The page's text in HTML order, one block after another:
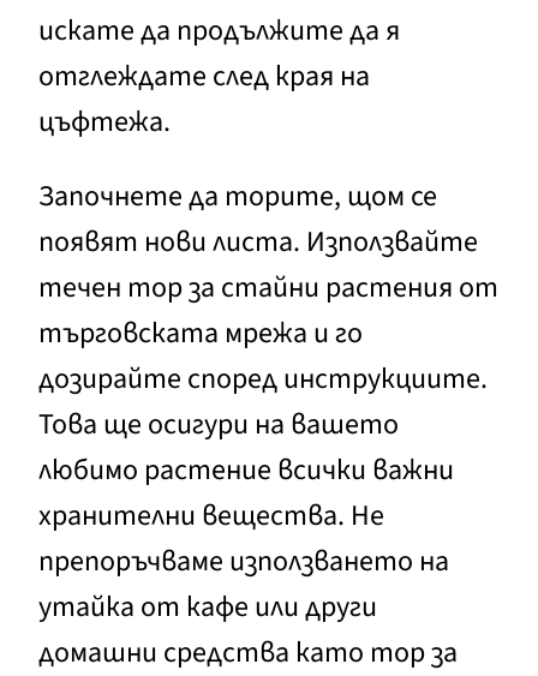
искате да продължите да я
отглеждате след края на
цъфтежа.
Започнете да торите, щом се
появят нови листа. Използвайте
течен тор за стайни растения от
търговската мрежа и го
дозирайте според инструкциите.
Това ще осигури на вашето
любимо растение всички важни
хранителни вещества. Не
препоръчваме използването на
утайка от кафе или други
домашни средства като тор за